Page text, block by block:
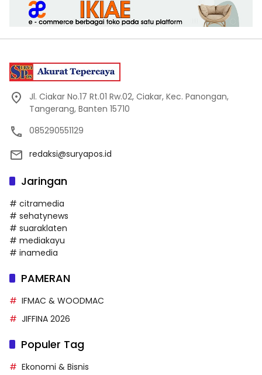
Jl. Ciakar No.17 Rt.01 Rw.02, Ciakar, Kec. Panongan,
Tangerang, Banten 15710
085290551129
redaksi@suryapos.id
Jaringan
# citramedia
# sehatynews
# suaraklaten
# mediakayu
# inamedia
PAMERAN
IFMAC & WOODMAC
JIFFINA 2026
Populer Tag
Ekonomi & Bisnis